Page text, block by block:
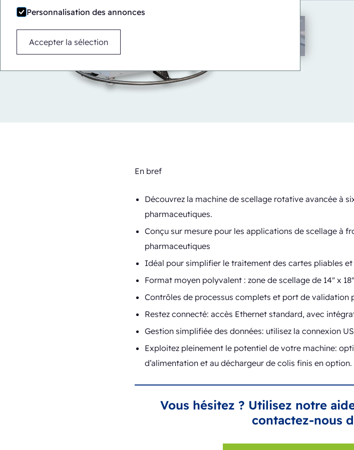
Personnalisation des annonces
Accepter la sélection
En bref
Découvrez la machine de scellage rotative avancée à
pharmaceutiques.
Conçu sur mesure pour les applications de scellage à
pharmaceutiques
Idéal pour simplifier le traitement des cartes pliables
Format moyen polyvalent : zone de scellage de 14" x
Contrôles de processus complets et port de
Restez connecté: accès Ethernet standard, avec
Gestion simplifiée des données: utilisez la connexion
Exploitez pleinement le potentiel de votre machine:
d’alimentation et au déchargeur de colis finis en option.
Vous hésitez ? Utilisez notre
contactez-nous